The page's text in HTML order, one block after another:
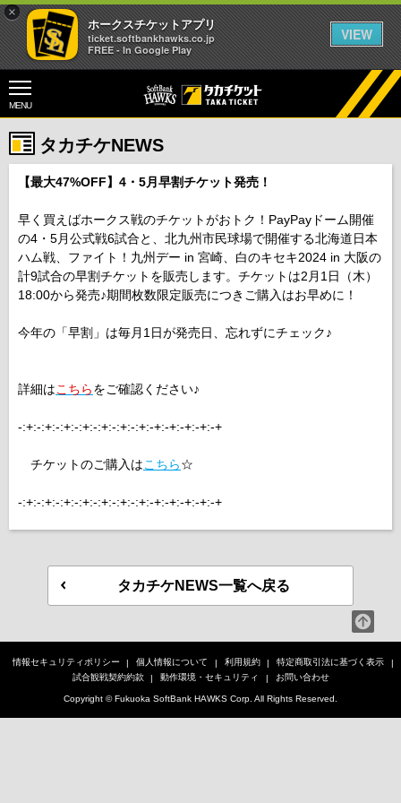
×
ホークスチケットアプリ
ticket.softbankhawks.co.jp
FREE - In Google Play
VIEW
MENU
タカチケNEWS
【最大47%OFF】4・5月早割チケット発売！
早く買えばホークス戦のチケットがおトク！PayPayドーム開催
の4・5月公式戦6試合と、北九州市民球場で開催する北海道日本
ハム戦、ファイト！九州デー in 宮崎、白のキセキ2024 in 大阪の
計9試合の早割チケットを販売します。チケットは2月1日（木）
18:00から発売♪期間枚数限定販売につきご購入はお早めに！
今年の「早割」は毎月1日が発売日、忘れずにチェック♪
詳細はこちらをご確認ください♪
-:+:-:+:-:+:-:+:-:+:-:+:-:+:-+:-+:-+:-+:-+
チケットのご購入はこちら☆
-:+:-:+:-:+:-:+:-:+:-:+:-:+:-+:-+:-+:-+:-+
タカチケNEWS一覧へ戻る
情報セキュリティポリシー 個人情報について 利用規約
特定商取引法に基づく表示
試合観戦契約約款
動作環境・セキュリティ お問い合わせ
Copyright © Fukuoka SoftBank HAWKS Corp. All Rights Reserved.